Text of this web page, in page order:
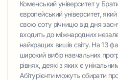
Коменський університет у
європейський університет,
свою соту річницю від дня
входить до міжнародних
найкращих вишів світу. На 13
широкий вибір навчальних
рівнях, деякі з яких є
Абітурієнти можуть обирати